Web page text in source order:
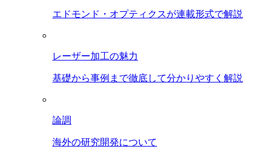
エドモンド・オプティクスが連載形式で解説
レーザー加工の魅力
基礎から事例まで徹底して分かりやすく解説
論調
海外の研究開発について